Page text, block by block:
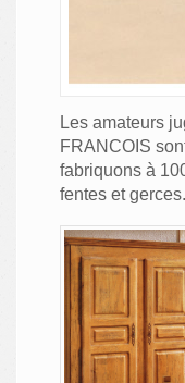
Les amateurs
FRANCOIS
fabriquons à
fentes et gerces.